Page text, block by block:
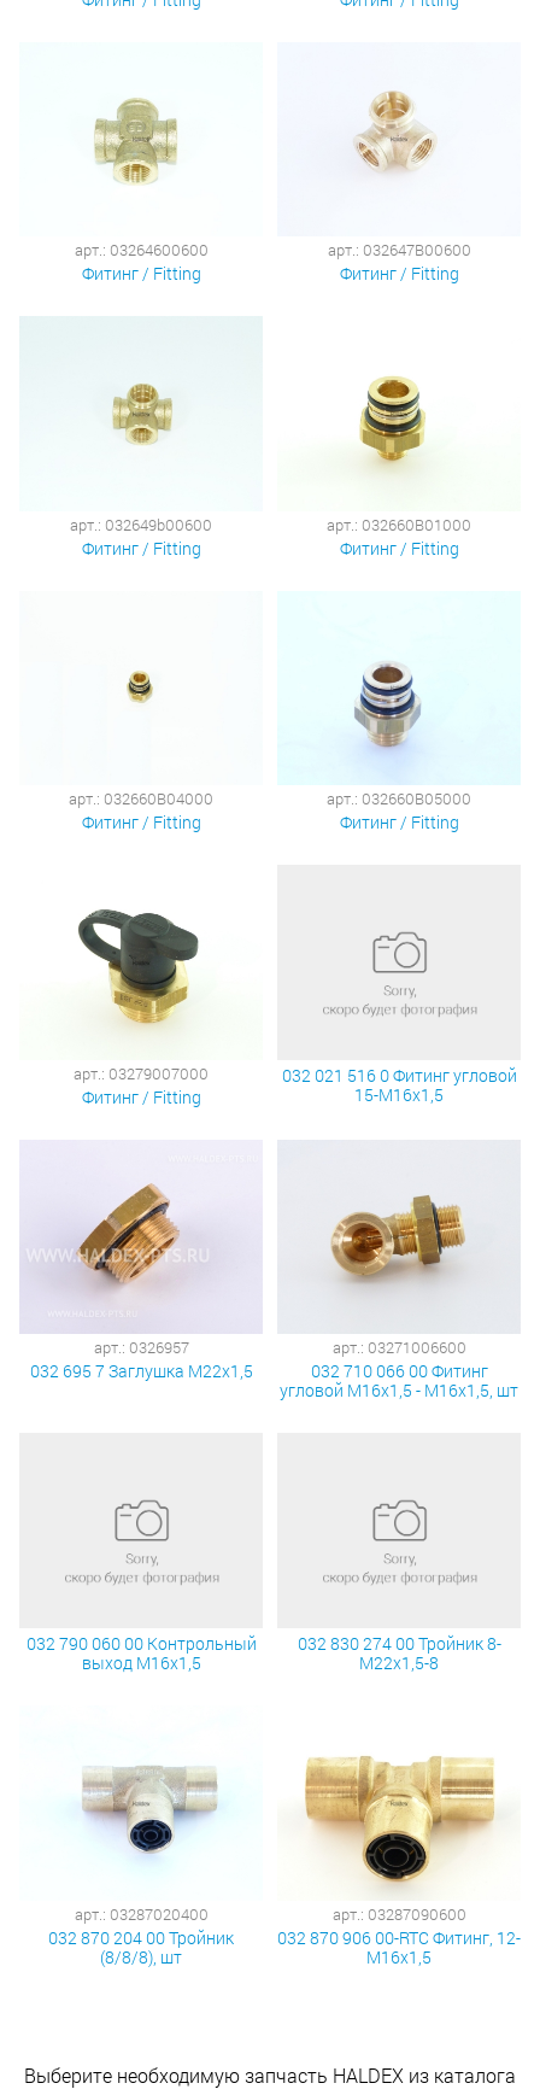
арт.: 03264600600
Фитинг / Fitting
арт.: 032647B00600
Фитинг / Fitting
арт.: 032649b00600
Фитинг / Fitting
арт.: 032660B01000
Фитинг / Fitting
арт.: 032660B04000
Фитинг / Fitting
арт.: 032660B05000
Фитинг / Fitting
арт.: 03279007000
Фитинг / Fitting
032 021 516 0 Фитинг угловой
15-М16х1,5
арт.: 0326957
032 695 7 Заглушка М22х1,5
арт.: 03271006600
032 710 066 00 Фитинг
угловой М16х1,5 - М16х1,5, шт
032 790 060 00 Контрольный
выход М16х1,5
032 830 274 00 Тройник 8-
М22х1,5-8
арт.: 03287020400
032 870 204 00 Тройник
(8/8/8), шт
арт.: 03287090600
032 870 906 00-RTC Фитинг, 12-
М16х1,5
Выберите необходимую запчасть HALDEX из каталога